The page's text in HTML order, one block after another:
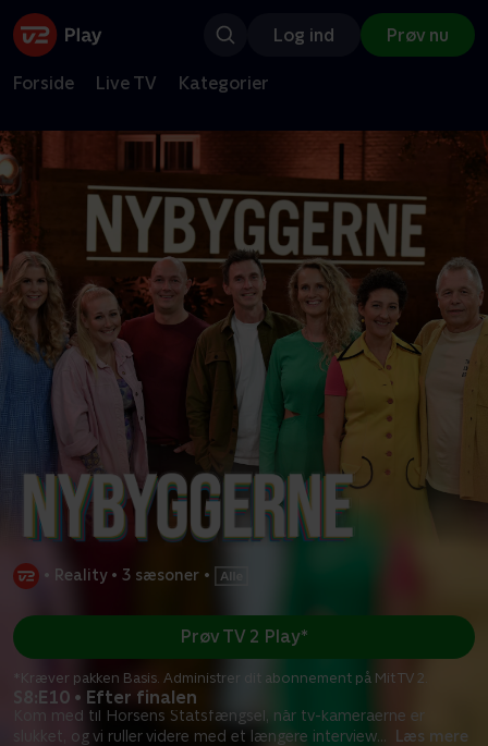
Log ind Prøv nu
Forside Live TV Kategorier
• Reality • 3 sæsoner •
S8:E10 • Efter finalen
Kom med til Horsens Statsfængsel, når tv-kameraerne er
slukket, og vi ruller videre med et længere interview... Læs mere
Prøv TV 2 Play*
*Kræver pakken Basis. Administrer dit abonnement på Mit TV 2.